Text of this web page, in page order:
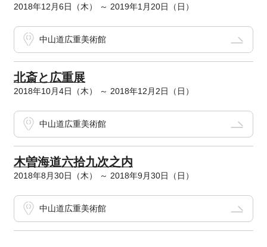
2018年12月6日（木） ～ 2019年1月20日（日）
中山道広重美術館
北斎と広重展
2018年10月4日（木） ～ 2018年12月2日（日）
中山道広重美術館
木曽海道六拾九次之内
2018年8月30日（木） ～ 2018年9月30日（日）
中山道広重美術館